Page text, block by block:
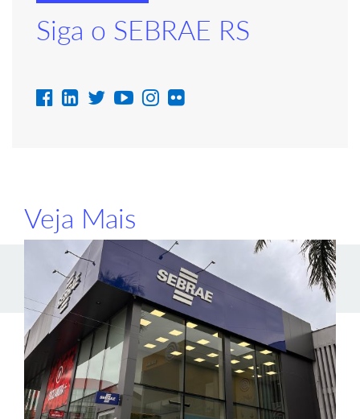
Siga o SEBRAE RS
Veja Mais